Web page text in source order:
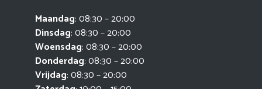
Maandag: 08:30 – 20:00
Dinsdag: 08:30 – 20:00
Woensdag: 08:30 – 20:00
Donderdag: 08:30 – 20:00
Vrijdag: 08:30 – 20:00